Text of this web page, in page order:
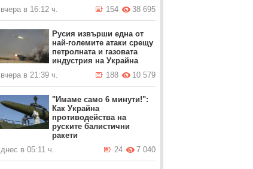
вчера в 16:12 ч.
38 695
154
Русия извърши една от
най-големите атаки срещу
петролната и газовата
индустрия на Украйна
вчера в 21:39 ч.
10 579
188
"Имаме само 6 минути!":
Как Украйна
противодейства на
руските балистични
ракети
днес в 05:11 ч.
7 040
24